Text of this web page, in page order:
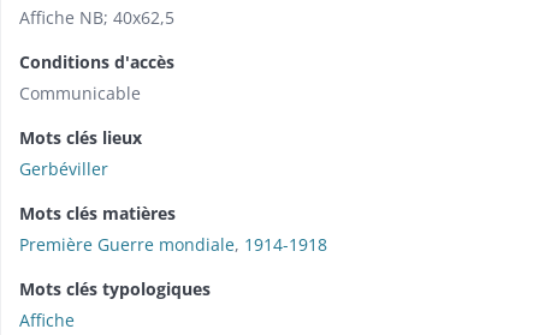
Affiche NB; 40x62,5
Conditions d'accès
Communicable
Mots clés lieux
Gerbéviller
Mots clés matières
Première Guerre mondiale, 1914-1918
Mots clés typologiques
Affiche